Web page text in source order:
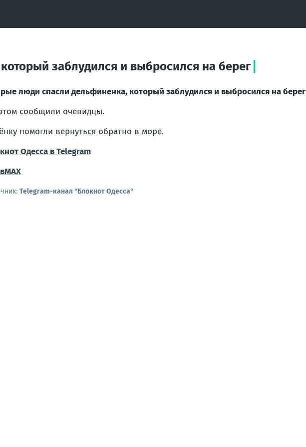
заблудился и выбросился на берег
люди спасли дельфиненка, который заблудился и выбросился на берег
сообщили очевидцы.
помогли вернуться обратно в море.
Одесса в Telegram
МАХ
Telegram-канал "Блокнот Одесса"